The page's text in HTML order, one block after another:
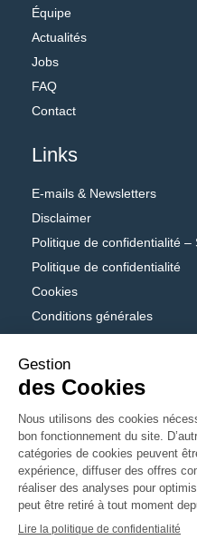
Équipe
Actualités
Jobs
FAQ
Contact
Links
E-mails & Newsletters
Disclaimer
Politique de confidentialité –
Politique de confidentialité
Cookies
Conditions générales